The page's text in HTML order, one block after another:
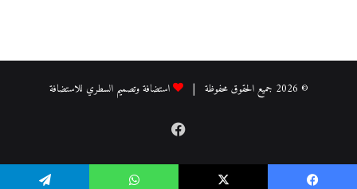
© 2026 جميع الحقوق محفوظة | استضافة وتصميم السطري للاستضافة